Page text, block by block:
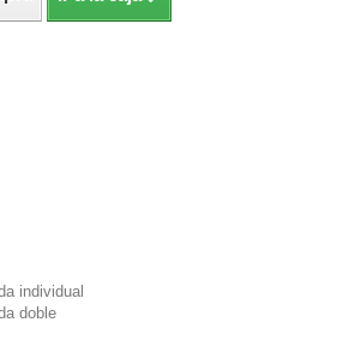
individual
doble